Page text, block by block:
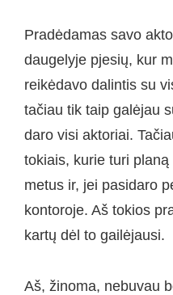
Pradėdamas savo
daugelyje pjesių, kur
reikėdavo dalintis su
tačiau tik taip galėjau
daro visi aktoriai.
tokiais, kurie turi
metus ir, jei pasidaro
kontoroje. Aš tokios
kartų dėl to gailėjausi.
Aš, žinoma, nebuvau